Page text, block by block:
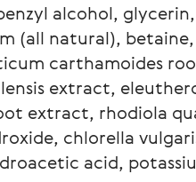
alcohol,
(all natural),
carthamoides
extract,
extract, rhodiola
chlorella
acid,